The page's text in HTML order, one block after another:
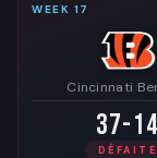
WEEK 17
Cincinnati
37-14
DÉFAITE